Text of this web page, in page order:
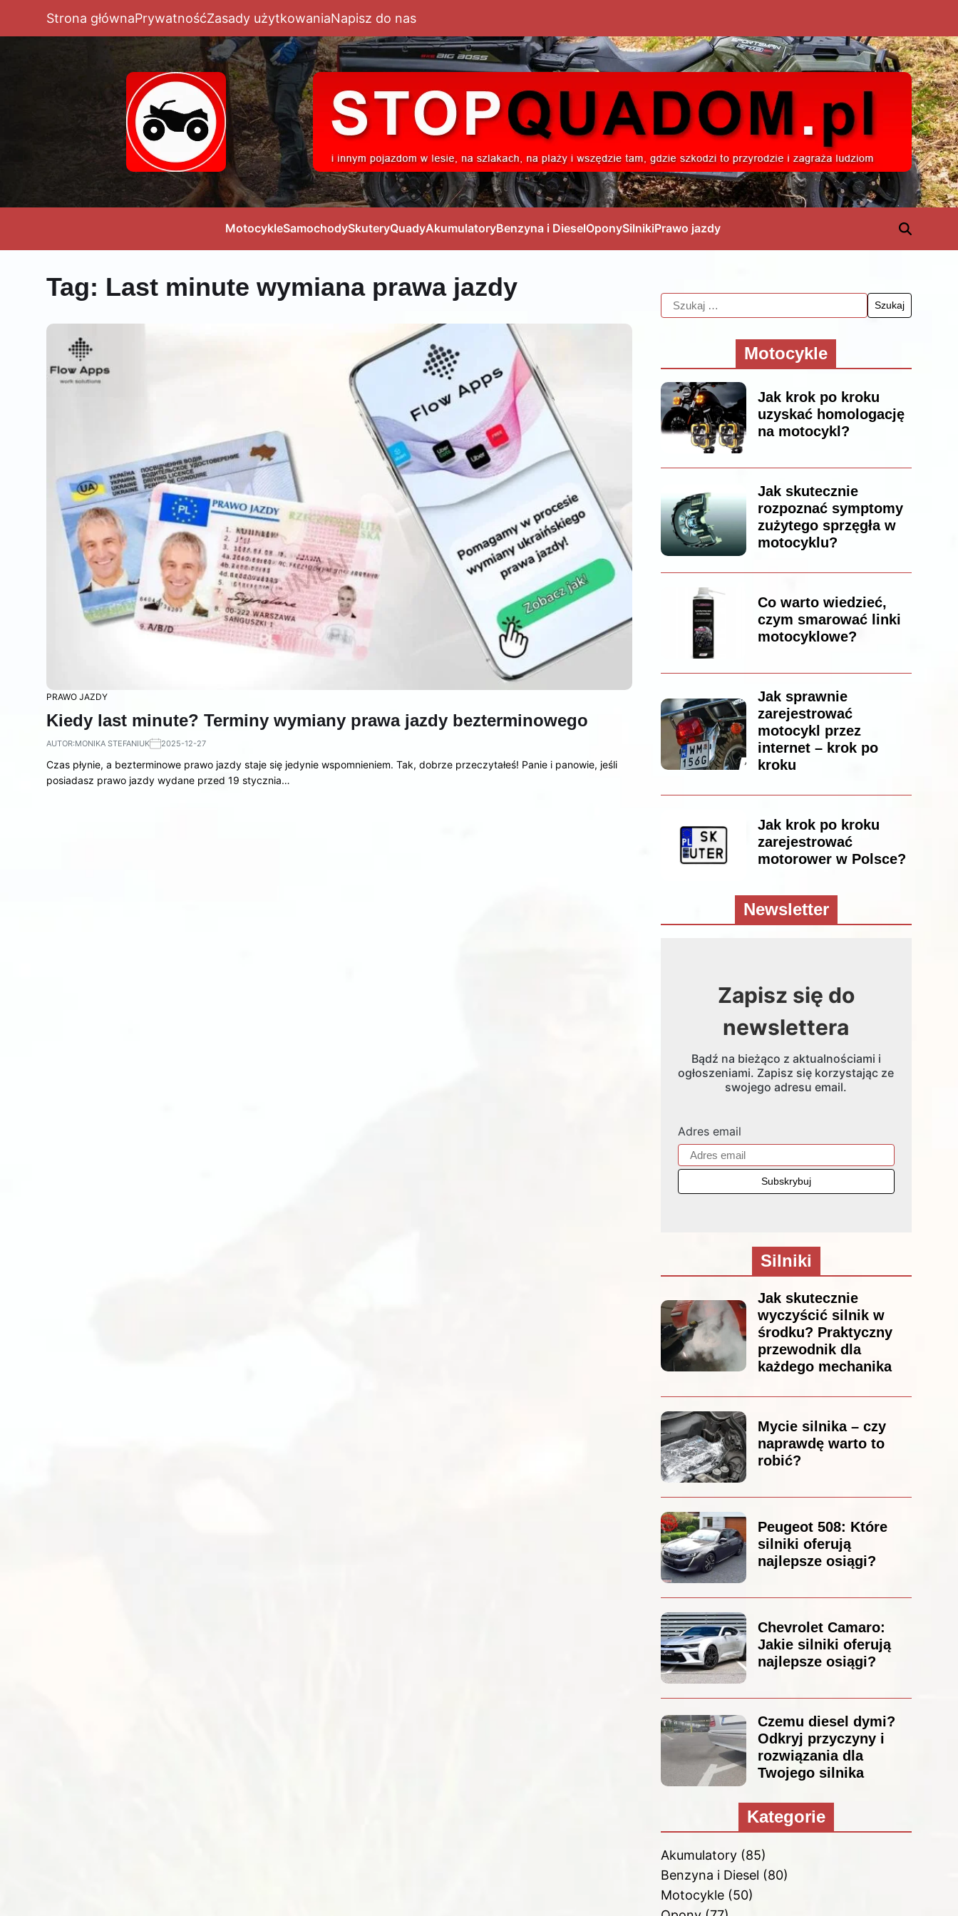
Strona głównaPrywatnośćZasady użytkowaniaNapisz do nas
MotocykleSamochodySkuteryQuadyAkumulatoryBenzyna i DieselOponySilnikiPrawo jazdy
Tag: Last minute wymiana prawa jazdy
PRAWO JAZDY
Kiedy last minute? Terminy wymiany prawa jazdy bezterminowego
AUTOR:MONIKA STEFANIUK 2025-12-27
Czas płynie, a bezterminowe prawo jazdy staje się jedynie wspomnieniem. Tak, dobrze przeczytałeś! Panie i panowie, jeśli
posiadasz prawo jazdy wydane przed 19 stycznia…
Motocykle
Jak krok po kroku
uzyskać homologację
na motocykl?
Jak skutecznie
rozpoznać symptomy
zużytego sprzęgła w
motocyklu?
Co warto wiedzieć,
czym smarować linki
motocyklowe?
Jak sprawnie
zarejestrować
motocykl przez
internet – krok po
kroku
Jak krok po kroku
zarejestrować
motorower w Polsce?
Newsletter
Zapisz się do
newslettera
Bądź na bieżąco z aktualnościami i
ogłoszeniami. Zapisz się korzystając ze
swojego adresu email.
Adres email
Silniki
Jak skutecznie
wyczyścić silnik w
środku? Praktyczny
przewodnik dla
każdego mechanika
Mycie silnika – czy
naprawdę warto to
robić?
Peugeot 508: Które
silniki oferują
najlepsze osiągi?
Chevrolet Camaro:
Jakie silniki oferują
najlepsze osiągi?
Czemu diesel dymi?
Odkryj przyczyny i
rozwiązania dla
Twojego silnika
Kategorie
Akumulatory(85)
Benzyna i Diesel (80)
Motocykle(50)